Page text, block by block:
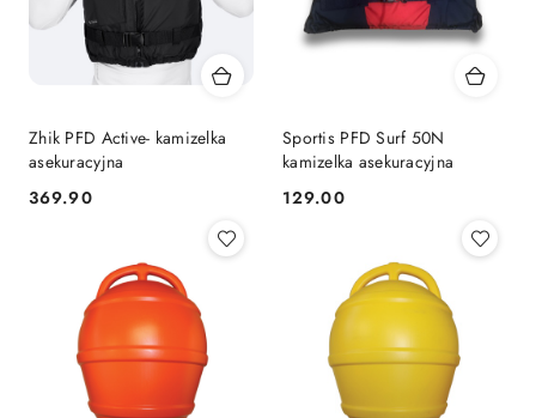
Zhik PFD Active- kamizelka
asekuracyjna
Cena:
369.90
Sportis PFD Surf 50N
kamizelka asekuracyjna
Cena:
129.00